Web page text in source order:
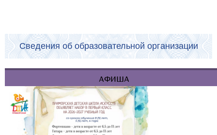
Сведения об образовательной организации
АФИША